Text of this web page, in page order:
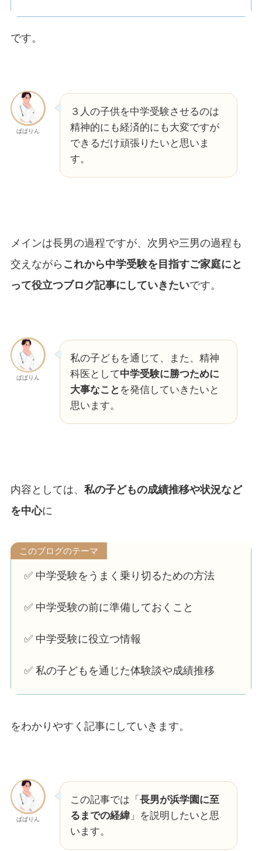
です。
ぱぱりん
３人の子供を中学受験させるのは
精神的にも経済的にも大変ですが
できるだけ頑張りたいと思いま
す。
メインは長男の過程ですが、次男や三男の過程も
交えながら これから中学受験を目指すご家庭にと
って役立つブログ記事にしていきたいです。
ぱぱりん
私の子どもを通じて、また、精神
科医として中学受験に勝つために
大事なこと を発信していきたいと
思います。
内容としては、 私の子どもの成績推移や状況など
を中心に
このブログのテーマ
✅ 中学受験をうまく乗り切るための方法
✅ 中学受験の前に準備しておくこと
✅ 中学受験に役立つ情報
✅ 私の子どもを通じた体験談や成績推移
をわかりやすく記事にしていきます。
ぱぱりん
この記事では「 長男が浜学園に至
るまでの経緯」を説明したいと思
います。